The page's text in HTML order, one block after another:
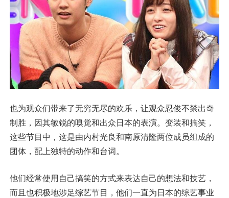
也为观众们带来了无穷无尽的欢乐，让观众忍俊不禁出奇
制胜，因其敏锐的嗅觉和出众日本的表演。变装和搞笑，
这些节目中，这是由内村光良和南原清隆两位成员组成的
团体，配上独特的动作和台词。
他们经常使用自己搞笑的方式来表达自己的想法和技艺，
而且也积极地涉足综艺节目，他们一直为日本的综艺事业